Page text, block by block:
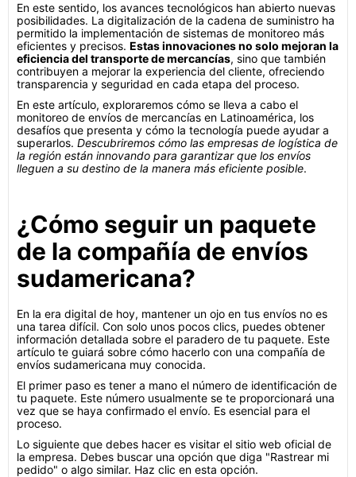
En este sentido, los avances tecnológicos han abierto nuevas
posibilidades. La digitalización de la cadena de suministro ha
permitido la implementación de sistemas de monitoreo más
eficientes y precisos. Estas innovaciones no solo mejoran la
eficiencia del transporte de mercancías, sino que también
contribuyen a mejorar la experiencia del cliente, ofreciendo
transparencia y seguridad en cada etapa del proceso.
En este artículo, exploraremos cómo se lleva a cabo el
monitoreo de envíos de mercancías en Latinoamérica, los
desafíos que presenta y cómo la tecnología puede ayudar a
superarlos. Descubriremos cómo las empresas de logística de
la región están innovando para garantizar que los envíos
lleguen a su destino de la manera más eficiente posible.
¿Cómo seguir un paquete
de la compañía de envíos
sudamericana?
En la era digital de hoy, mantener un ojo en tus envíos no es
una tarea difícil. Con solo unos pocos clics, puedes obtener
información detallada sobre el paradero de tu paquete. Este
artículo te guiará sobre cómo hacerlo con una compañía de
envíos sudamericana muy conocida.
El primer paso es tener a mano el número de identificación de
tu paquete. Este número usualmente se te proporcionará una
vez que se haya confirmado el envío. Es esencial para el
proceso.
Lo siguiente que debes hacer es visitar el sitio web oficial de
la empresa. Debes buscar una opción que diga "Rastrear mi
pedido" o algo similar. Haz clic en esta opción.